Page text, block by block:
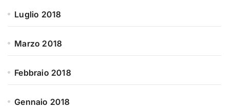
Luglio 2018
Marzo 2018
Febbraio 2018
Gennaio 2018